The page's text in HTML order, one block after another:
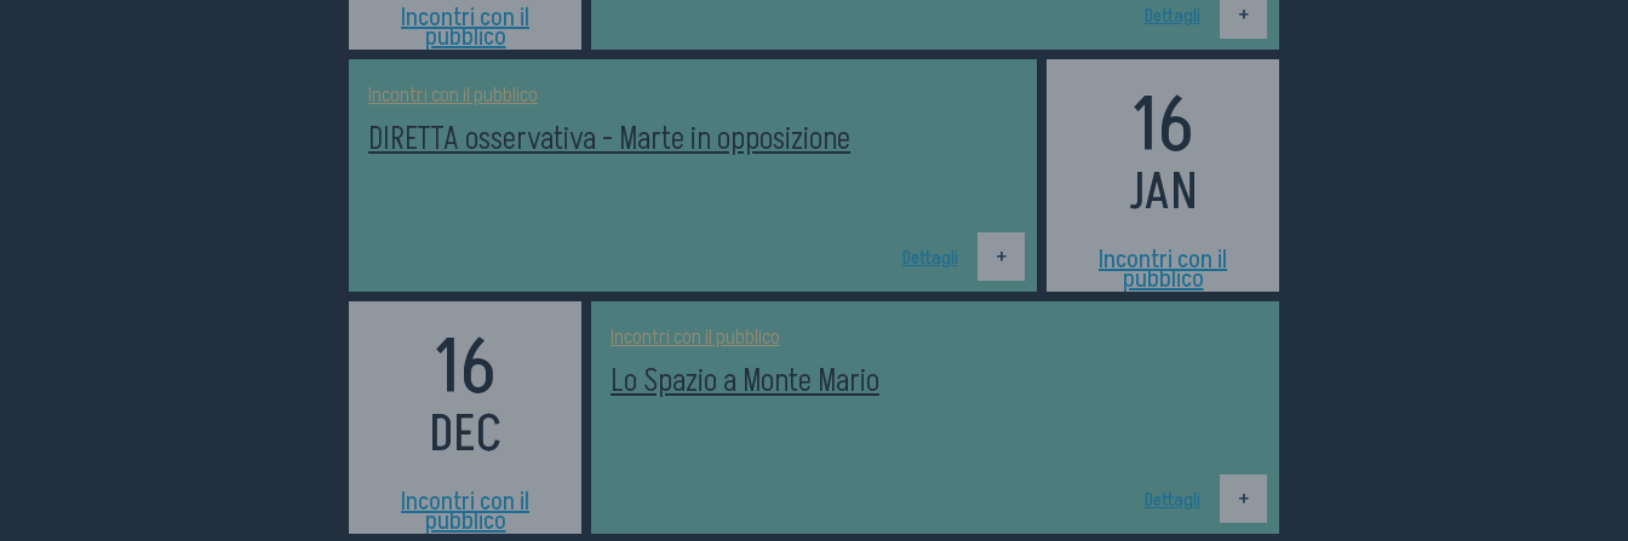
Incontri con il
pubblico
Dettagli
16
JAN
Incontri con il
pubblico
Incontri con il pubblico
DIRETTA osservativa - Marte in opposizione
Dettagli
16
DEC
Incontri con il
pubblico
Incontri con il pubblico
Lo Spazio a Monte Mario
Dettagli